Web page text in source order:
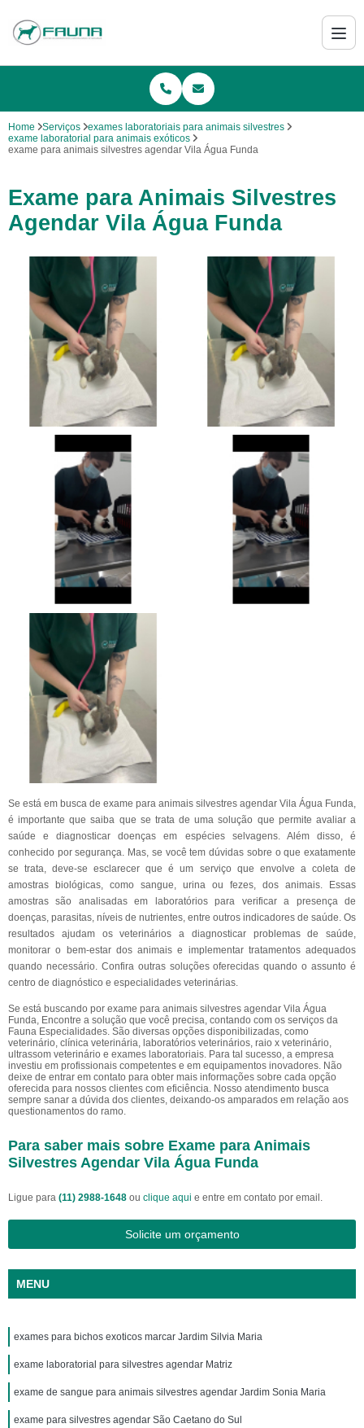
Home Serviços
exames laboratoriais para animais silvestres
exame laboratorial para animais exóticos
exame para animais silvestres agendar Vila Água Funda
Exame para Animais Silvestres
Agendar Vila Água Funda
Se está em busca de exame para animais silvestres agendar Vila Água Funda,
é importante que saiba que se trata de uma solução que permite avaliar a
saúde e diagnosticar doenças em espécies selvagens. Além disso, é
conhecido por segurança. Mas, se você tem dúvidas sobre o que exatamente
se trata, deve-se esclarecer que é um serviço que envolve a coleta de
amostras biológicas, como sangue, urina ou fezes, dos animais. Essas
amostras são analisadas em laboratórios para verificar a presença de
doenças, parasitas, níveis de nutrientes, entre outros indicadores de saúde. Os
resultados ajudam os veterinários a diagnosticar problemas de saúde,
monitorar o bem-estar dos animais e implementar tratamentos adequados
quando necessário. Confira outras soluções oferecidas quando o assunto é
centro de diagnóstico e especialidades veterinárias.
Se está buscando por exame para animais silvestres agendar Vila Água
Funda, Encontre a solução que você precisa, contando com os serviços da
Fauna Especialidades. São diversas opções disponibilizadas, como
veterinário, clínica veterinária, laboratórios veterinários, raio x veterinário,
ultrassom veterinário e exames laboratoriais. Para tal sucesso, a empresa
investiu em profissionais competentes e em equipamentos inovadores. Não
deixe de entrar em contato para obter mais informações sobre cada opção
oferecida para nossos clientes com eficiência. Nosso atendimento busca
sempre sanar a dúvida dos clientes, deixando-os amparados em relação aos
questionamentos do ramo.
Para saber mais sobre Exame para Animais
Silvestres Agendar Vila Água Funda
Ligue para (11) 2988-1648 ou clique aqui e entre em contato por email.
Solicite um orçamento
MENU
exames para bichos exoticos marcar Jardim Silvia Maria
exame laboratorial para silvestres agendar Matriz
exame de sangue para animais silvestres agendar Jardim Sonia Maria
exame para silvestres agendar São Caetano do Sul